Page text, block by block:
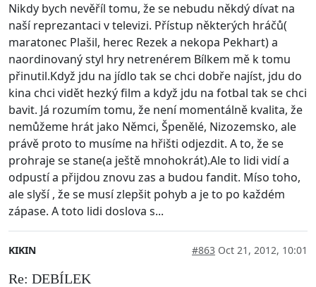
Nikdy bych nevěříl tomu, že se nebudu někdý dívat na
naší reprezantaci v televizi. Přístup některých hráčů(
maratonec Plašil, herec Rezek a nekopa Pekhart) a
naordinovaný styl hry netrenérem Bílkem mě k tomu
přinutil.Když jdu na jídlo tak se chci dobře najíst, jdu do
kina chci vidět hezký film a když jdu na fotbal tak se chci
bavit. Já rozumím tomu, že není momentálně kvalita, že
nemůžeme hrát jako Němci, Špenělé, Nizozemsko, ale
právě proto to musíme na hřišti odjezdit. A to, že se
prohraje se stane(a ještě mnohokrát).Ale to lidi vidí a
odpustí a přijdou znovu zas a budou fandit. Míso toho,
ale slyší , že se musí zlepšit pohyb a je to po každém
zápase. A toto lidi doslova s...
KIKIN #863 Oct 21, 2012, 10:01
Re: DEBÍLEK